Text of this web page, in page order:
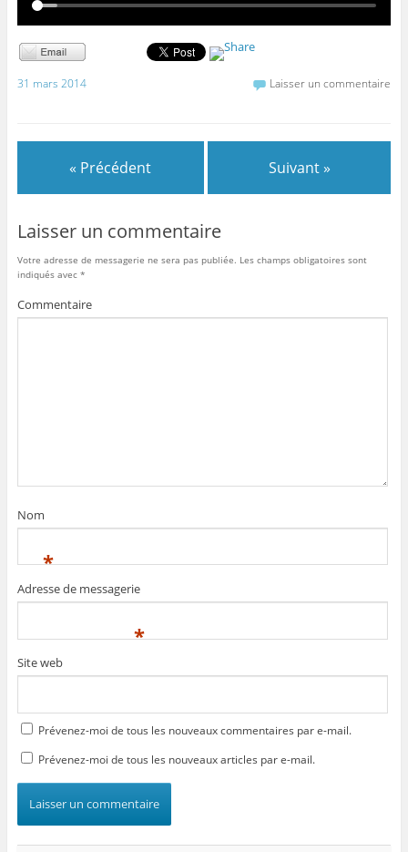
31 mars 2014 Laisser un commentaire
« Précédent Suivant »
Laisser un commentaire
Votre adresse de messagerie ne sera pas publiée. Les champs obligatoires sont
indiqués avec *
Commentaire
Nom
*
Adresse de messagerie
*
Site web
Prévenez-moi de tous les nouveaux commentaires par e-mail.
Prévenez-moi de tous les nouveaux articles par e-mail.